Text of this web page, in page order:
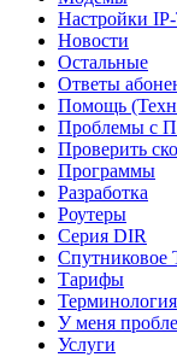
Настройки
Новости
Остальные
Ответы
Помощь
Проблемы с
Проверить
Программы
Разработка
Роутеры
Серия DIR
Спутниковое
Тарифы
Терминология
У меня
Услуги